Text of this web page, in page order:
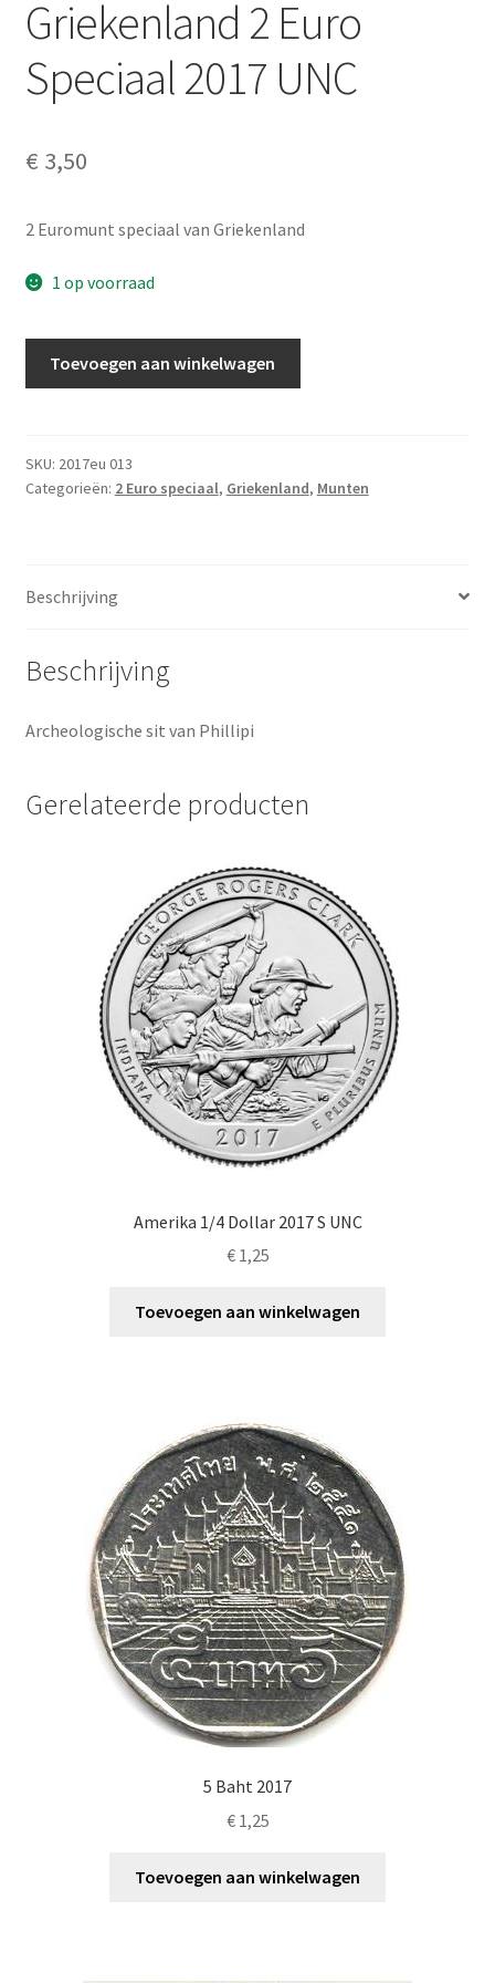
Alg. voorw.
Privacybeleid PMH Enibas
Griekenland 2 Euro
Speciaal 2017 UNC
€ 3,50
2 Euromunt speciaal van Griekenland
1 op voorraad
2017
UNC
Toevoegen aan winkelwagen
SKU: 2017eu 013
Categorieën: 2 Euro speciaal, Griekenland, Munten
Beschrijving
Beschrijving
Archeologische sit van Phillipi
Gerelateerde producten
Amerika 1/4 Dollar 2017 S UNC
€1,25
Toevoegen aan winkelwagen
5 Baht 2017
€1,25
Toevoegen aan winkelwagen